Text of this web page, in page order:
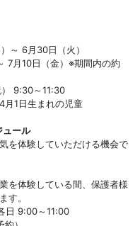
～ 6月30日（火）
7月10日（金）※期間内の約
） 9:30～11:30
月1日生まれの児童
ュール
を体験していただける機会で
を体験している間、保護者様
す。
日 9:00～11:00